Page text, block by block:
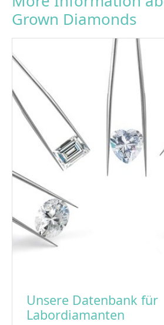
Grown Diamonds
Unsere Datenbank für
Labordiamanten